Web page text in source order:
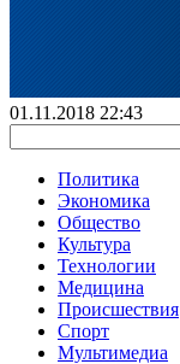
01.11.2018 22:43
Политика
Экономика
Общество
Культура
Технологии
Медицина
Происшествия
Спорт
Мультимедиа